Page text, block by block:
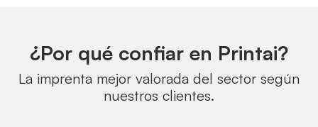
¿Por qué confiar en Printai?
La imprenta mejor valorada del sector según
nuestros clientes.